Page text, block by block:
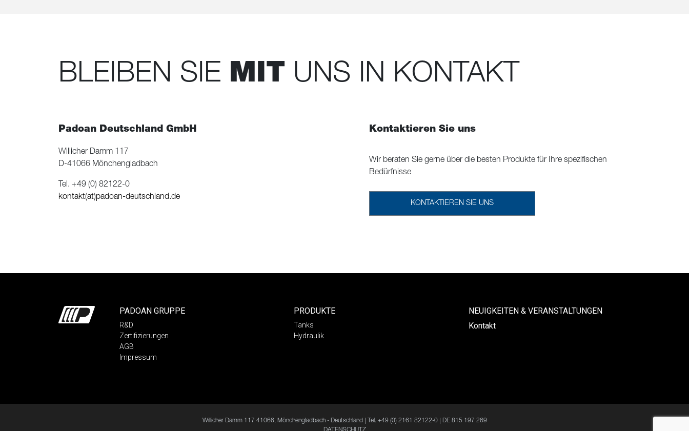
BLEIBEN SIE MIT UNS IN KONTAKT
Padoan Deutschland GmbH
Willicher Damm 117
D-41066 Mönchengladbach
Tel. +49 (0) 82122-0
kontakt(at)padoan-deutschland.de
Kontaktieren Sie uns
Wir beraten Sie gerne über die besten Produkte für Ihre spezifischen
Bedürfnisse
KONTAKTIEREN SIE UNS
PADOAN GRUPPE
R&D
Zertifizierungen
AGB
Impressum
PRODUKTE
Tanks
Hydraulik
NEUIGKEITEN & VERANSTALTUNGEN
Kontakt
Willicher Damm 117 41066, Mönchengladbach - Deutschland | Tel. +49 (0) 2161 82122-0 | DE 815 197 269